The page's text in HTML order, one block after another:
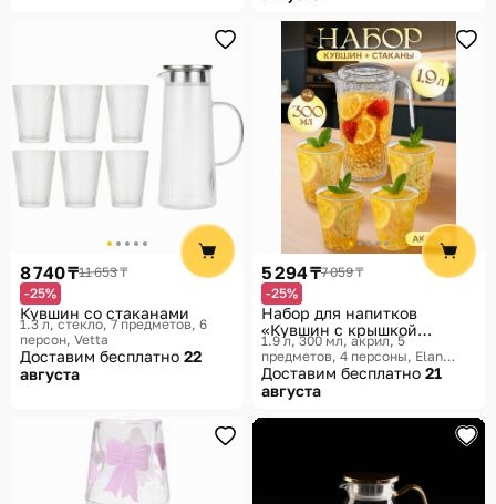
8 740 ₸11 653 ₸
-25%
Кувшин со стаканами
1.3 л, стекло, 7 предметов, 6
персон Vetta
Доставим бесплатно 22
августа
5 294 ₸7 059 ₸
-25%
Набор для напитков
«Кувшин с крышкой
и стаканы»
1.9 л, 300 мл, акрил, 5
предметов, 4 персоны Elan
Gallery
Доставим бесплатно 21
августа